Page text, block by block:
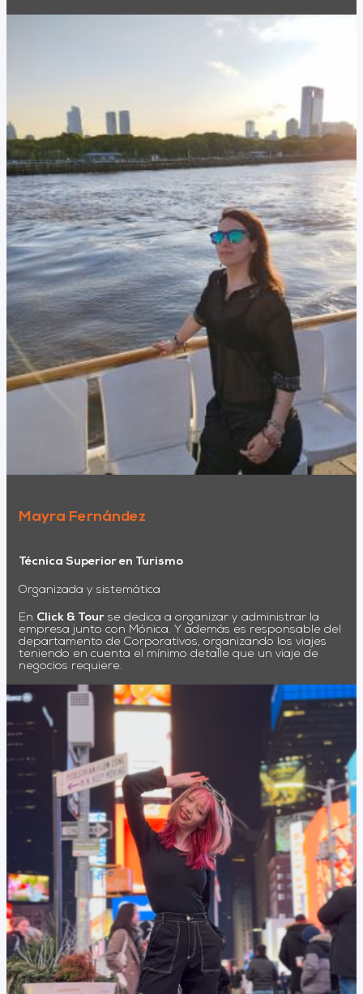
Mayra Fernández
Técnica Superior en Turismo
Organizada y sistemática
En Click & Tour se dedica a organizar y administrar la
empresa junto con Mónica. Y además es responsable del
departamento de Corporativos, organizando los viajes
teniendo en cuenta el mínimo detalle que un viaje de
negocios requiere.